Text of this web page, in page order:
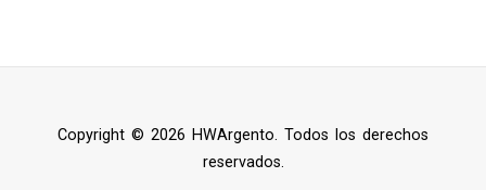
Copyright © 2026 HWArgento. Todos los derechos
reservados.